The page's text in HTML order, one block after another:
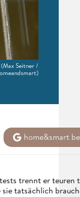
(Max Seitner /
home&smart
trennt er teuren
tatsächlich